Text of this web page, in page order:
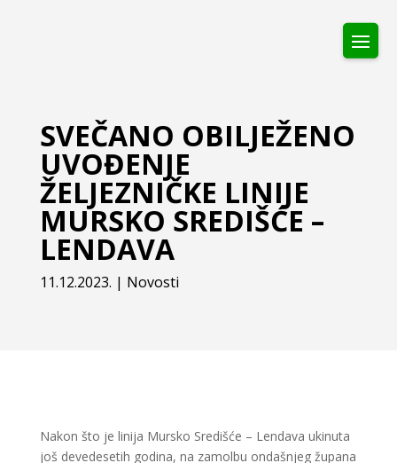
SVEČANO OBILJEŽENO
UVOĐENJE
ŽELJEZNIČKE LINIJE
MURSKO SREDIŠĆE –
LENDAVA
11.12.2023. | Novosti
Nakon što je linija Mursko Središće – Lendava ukinuta
još devedesetih godina, na zamolbu ondašnjeg župana